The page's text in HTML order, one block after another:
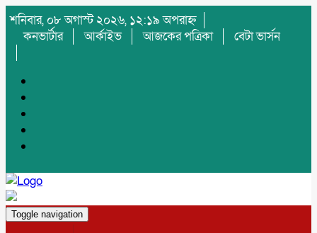
শনিবার, ০৮ অগাস্ট ২০২৬, ১২:১৯ অপরাহ্ন
কনভার্টার
আর্কাইভ আজকের পত্রিকা বেটা ভার্সন
Toggle navigation